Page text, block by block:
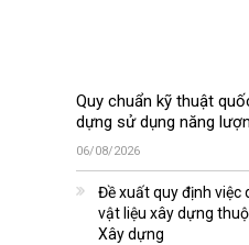
Quy chuẩn kỹ thuật
dựng sử dụng năng
06/08/2026
Đề xuất quy định việc
vật liệu xây dựng
Xây dựng